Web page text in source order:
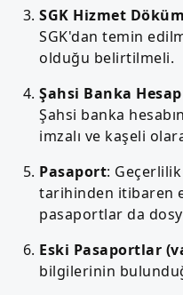
SGK Hizmet
SGK'dan temin
olduğu belirtilmeli.
Şahsi Banka
Şahsi banka
imzalı ve kaşeli
Pasaport:
tarihinden itibaren
pasaportlar da
Eski Pasaportlar
bilgilerinin